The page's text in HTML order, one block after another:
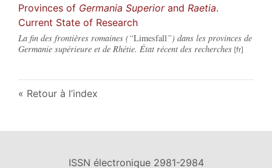
Provinces of Germania Superiorand Raetia.
Current State of Research
La fin des frontières romaines (“Limesfall”) dans les provinces de
Germanie supérieure et de Rhétie. État récent des recherches
Retour à l’index
ISSN électronique 2981-2984